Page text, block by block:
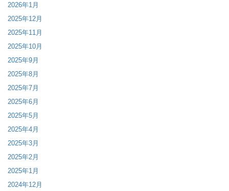
2026年1月
2025年12月
2025年11月
2025年10月
2025年9月
2025年8月
2025年7月
2025年6月
2025年5月
2025年4月
2025年3月
2025年2月
2025年1月
2024年12月